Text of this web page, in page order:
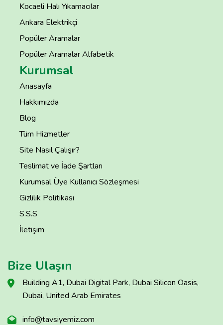
Kocaeli Halı Yıkamacılar
Ankara Elektrikçi
Popüler Aramalar
Popüler Aramalar Alfabetik
Kurumsal
Anasayfa
Hakkımızda
Blog
Tüm Hizmetler
Site Nasıl Çalışır?
Teslimat ve İade Şartları
Kurumsal Üye Kullanıcı Sözleşmesi
Gizlilik Politikası
S.S.S
İletişim
Bize Ulaşın
Building A1, Dubai Digital Park, Dubai Silicon Oasis,
Dubai, United Arab Emirates
info@tavsiyemiz.com